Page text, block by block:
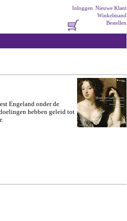
Nieuwe Klant
Inloggen
Winkelmand
Bestellen
Engeland onder de
hebben geleid tot